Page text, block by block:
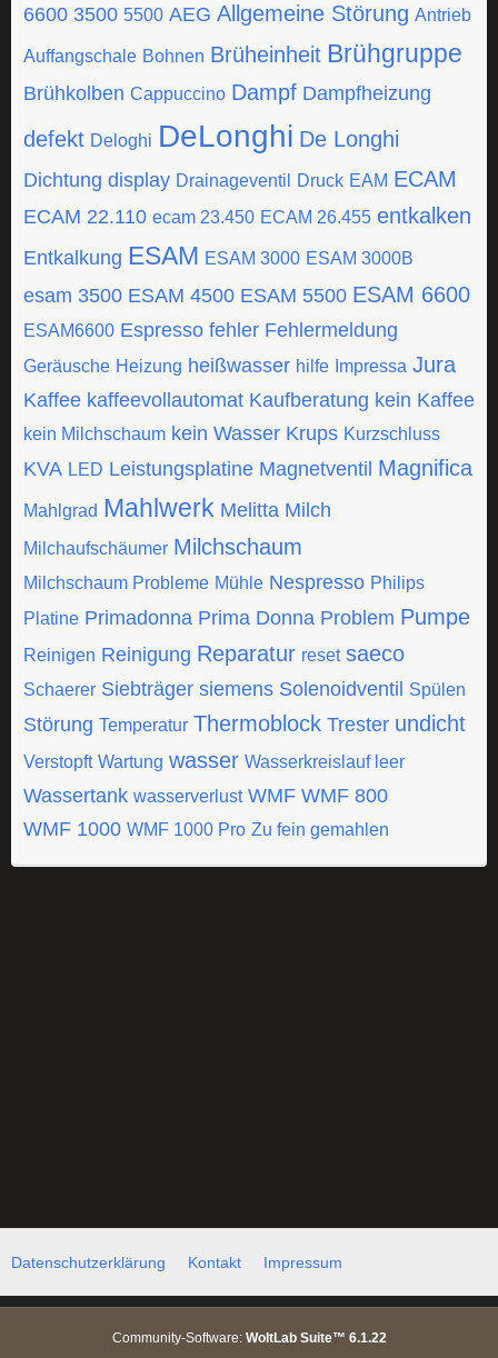
6600 3500 5500 AEG Allgemeine Störung Antrieb
Auffangschale Bohnen Brüheinheit Brühgruppe
Brühkolben Cappuccino Dampf Dampfheizung
defekt Deloghi DeLonghi De Longhi
Dichtung display Drainageventil Druck EAM ECAM
ECAM 22.110 ecam 23.450 ECAM 26.455 entkalken
Entkalkung ESAM ESAM 3000 ESAM 3000B
esam 3500 ESAM 4500 ESAM 5500 ESAM 6600
ESAM6600 Espresso fehler Fehlermeldung
Geräusche Heizung heißwasser hilfe Impressa Jura
Kaffee kaffeevollautomat Kaufberatung kein Kaffee
kein Milchschaum kein Wasser Krups Kurzschluss
KVA LED Leistungsplatine Magnetventil Magnifica
Mahlgrad Mahlwerk Melitta Milch
Milchaufschäumer Milchschaum
Milchschaum Probleme Mühle Nespresso Philips
Platine Primadonna Prima Donna Problem Pumpe
Reinigen Reinigung Reparatur reset saeco
Schaerer Siebträger siemens Solenoidventil Spülen
Störung Temperatur Thermoblock Trester undicht
Verstopft Wartung wasser Wasserkreislauf leer
Wassertank wasserverlust WMF WMF 800
WMF 1000 WMF 1000 Pro Zu fein gemahlen
Datenschutzerklärung Kontakt Impressum
Community-Software: WoltLab Suite™ 6.1.22